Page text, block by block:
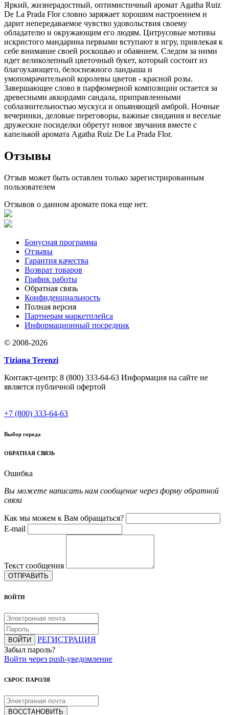
Яркий, жизнерадостный, оптимистичный аромат Agatha Ruiz
De La Prada Flor словно заряжает хорошим настроением и
дарит непередаваемое чувство удовольствия своему
обладателю и окружающим его людям. Цитрусовые мотивы
искристого мандарина первыми вступают в игру, привлекая к
себе внимание своей роскошью и обаянием. Следом за ними
идет великолепный цветочный букет, который состоит из
благоухающего, белоснежного ландыша и
умопомрачительной королевы цветов - красной розы.
Завершающее слово в парфюмерной композиции остается за
древесными аккордами сандала, приправленными
соблазнительностью мускуса и опьяняющей амброй. Ночные
вечеринки, деловые переговоры, важные свидания и веселые
дружеские посиделки обретут новое звучания вместе с
капелькой аромата Agatha Ruiz De La Prada Flor.
Отзывы
Отзыв может быть оставлен только зарегистрированным
пользователем
Отзывов о данном аромате пока еще нет.
Бонусная программа
Отзывы
Гарантия качества
Возврат товаров
График работы
Обратная связь
Конфиденциальность
Полная версия
Партнерам маркетплейса
Информационный посредник
© 2008-2026
Tiziana Terenzi
Контакт-центр: 8 (800) 333-64-63 Информация на сайте не
является публичной офертой
+7 (800) 333-64-63
Выбор города
ОБРАТНАЯ СВЯЗЬ
Ошибка
Вы можете написать нам сообщение через форму обратной
связи
Как мы можем к Вам обращаться?
E-mail
Текст сообщения
ОТПРАВИТЬ
ВОЙТИ
ВОЙТИ
РЕГИСТРАЦИЯ
Забыл пароль?
Войти через push-уведомление
СБРОС ПАРОЛЯ
ВОССТАНОВИТЬ